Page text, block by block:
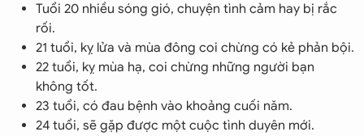
Tuổi 20 nhiều sóng gió, chuyện tình cảm hay bị rắc
rối.
21 tuổi, kỵ lửa và mùa đông coi chừng có kẻ phản bội.
22 tuổi, kỵ mùa hạ, coi chừng những người bạn
không tốt.
23 tuổi, có đau bệnh vào khoảng cuối năm.
24 tuổi, sẽ gặp được một cuộc tình duyên mới.